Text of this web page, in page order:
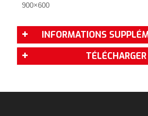
900×600
INFORMATIONS
TÉLÉCHARGER